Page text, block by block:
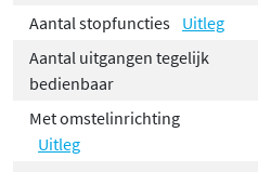
Aantal stopfuncties Uitleg
Aantal uitgangen tegelijk
bedienbaar
Met omstelinrichting
Uitleg